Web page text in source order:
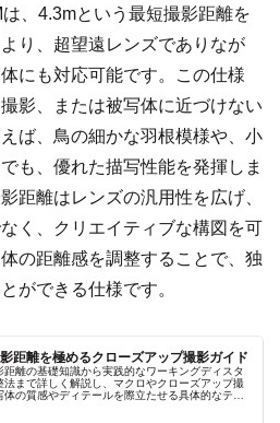
、4.3mという最短撮影距離を
り、超望遠レンズでありなが
にも対応可能です。この仕様
影、または被写体に近づけない
ば、鳥の細かな羽根模様や、小
も、優れた描写性能を発揮しま
距離はレンズの汎用性を広げ、
く、クリエイティブな構図を可
の距離感を調整することで、独
ができる仕様です。
距離を極めるクローズアップ撮影ガイド
距離の基礎知識から実践的なワーキングディスタ
法まで詳しく解説し、マクロやクローズアップ撮
体の質感やディテールを際立たせる具体的なテク